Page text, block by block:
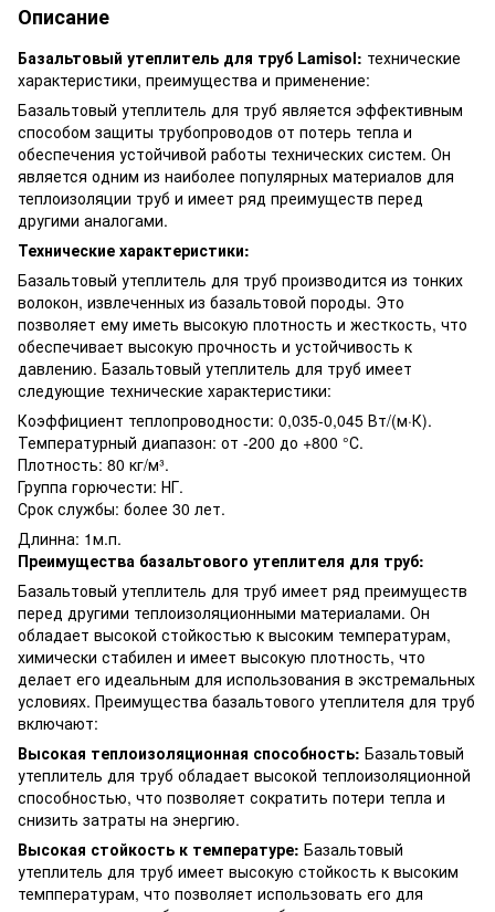
Описание
Базальтовый утеплитель для труб Lamisol: технические
характеристики, преимущества и применение:
Базальтовый утеплитель для труб является эффективным
способом защиты трубопроводов от потерь тепла и
обеспечения устойчивой работы технических систем. Он
является одним из наиболее популярных материалов для
теплоизоляции труб и имеет ряд преимуществ перед
другими аналогами.
Технические характеристики:
Базальтовый утеплитель для труб производится из тонких
волокон, извлеченных из базальтовой породы. Это
позволяет ему иметь высокую плотность и жесткость, что
обеспечивает высокую прочность и устойчивость к
давлению. Базальтовый утеплитель для труб имеет
следующие технические характеристики:
Коэффициент теплопроводности: 0,035-0,045 Вт/(м·К).
Температурный диапазон: от -200 до +800 °С.
Плотность: 80 кг/м³.
Группа горючести: НГ.
Срок службы: более 30 лет.
Длинна: 1м.п.
Преимущества базальтового утеплителя для труб:
Базальтовый утеплитель для труб имеет ряд преимуществ
перед другими теплоизоляционными материалами. Он
обладает высокой стойкостью к высоким температурам,
химически стабилен и имеет высокую плотность, что
делает его идеальным для использования в экстремальных
условиях. Преимущества базальтового утеплителя для труб
включают:
Высокая теплоизоляционная способность: Базальтовый
утеплитель для труб обладает высокой теплоизоляционной
способностью, что позволяет сократить потери тепла и
снизить затраты на энергию.
Высокая стойкость к температуре: Базальтовый
утеплитель для труб имеет высокую стойкость к высоким
темппературам, что позволяет использовать его для